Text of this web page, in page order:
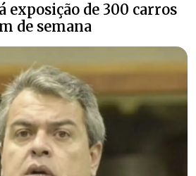
exposição de 300 carros
de semana